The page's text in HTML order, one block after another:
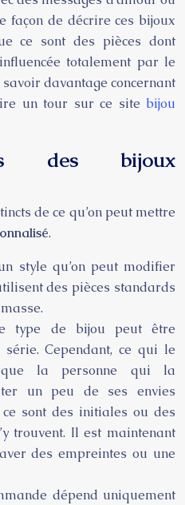
façon de décrire ces bijoux
ce sont des pièces dont
totalement par le
savoir davantage concernant
un tour sur ce site bijou
des bijoux
de ce qu’on peut mettre
.
style qu’on peut modifier
des pièces standards
type de bijou peut être
Cependant, ce qui le
que la personne qui la
un peu de ses envies
ce sont des initiales ou des
trouvent. Il est maintenant
des empreintes ou une
dépend uniquement